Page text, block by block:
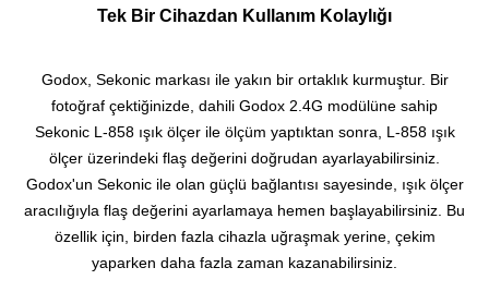
Tek Bir Cihazdan Kullanım Kolaylığı
Godox, Sekonic markası ile yakın bir ortaklık kurmuştur. Bir
fotoğraf çektiğinizde, dahili Godox 2.4G modülüne sahip
Sekonic L-858 ışık ölçer ile ölçüm yaptıktan sonra, L-858 ışık
ölçer üzerindeki flaş değerini doğrudan ayarlayabilirsiniz.
Godox'un Sekonic ile olan güçlü bağlantısı sayesinde, ışık ölçer
aracılığıyla flaş değerini ayarlamaya hemen başlayabilirsiniz. Bu
özellik için, birden fazla cihazla uğraşmak yerine, çekim
yaparken daha fazla zaman kazanabilirsiniz.